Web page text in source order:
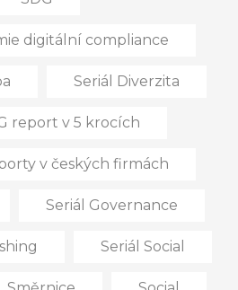
digitální compliance
Seriál Diverzita
report v 5 krocích
v českých firmách
Seriál Governance
Seriál Social